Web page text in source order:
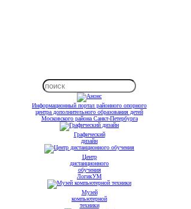
Информационный портал районного опорного
центра дополнительного образования детей
Московского района Санкт-Петербурга
Графический
дизайн
Центр
дистанционного
обучения
ЛогикУМ
Музей
компьютерной
техники